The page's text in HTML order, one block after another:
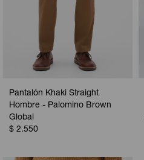
Pantalón Khaki Straight
Hombre - Palomino Brown
Global
$ 2.550